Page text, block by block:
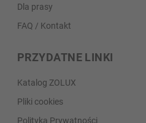
Dla prasy
FAQ / Kontakt
PRZYDATNE LINKI
Katalog ZOLUX
Pliki cookies
Polityka Prywatności